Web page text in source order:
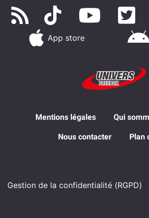
App store
Mentions légales Qui
Nous contacter Plan
Gestion de la confidentialité (RGPD)